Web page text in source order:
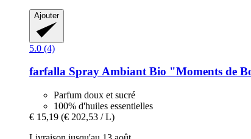
Ajouter
5.0 (4)
farfalla Spray Ambiant Bio "Moments de
Parfum doux et sucré
100% d'huiles essentielles
€ 15,19 (€ 202,53 / L)